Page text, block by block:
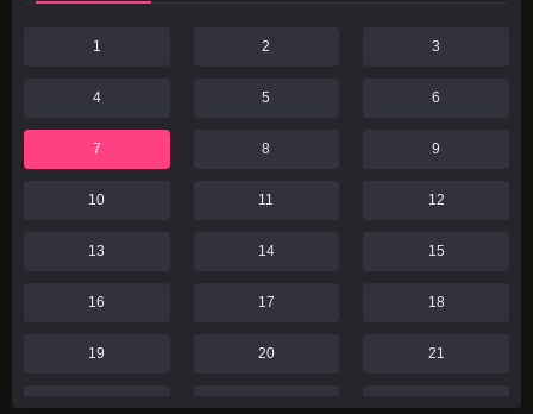
1 2 3
4 5 6
7 8 9
10 11 12
13 14 15
16 17 18
19 20 21
22 23 24